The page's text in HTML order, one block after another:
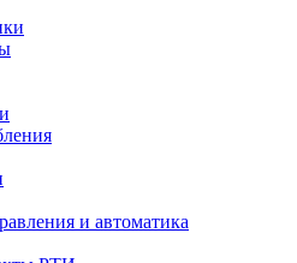
и автоматика